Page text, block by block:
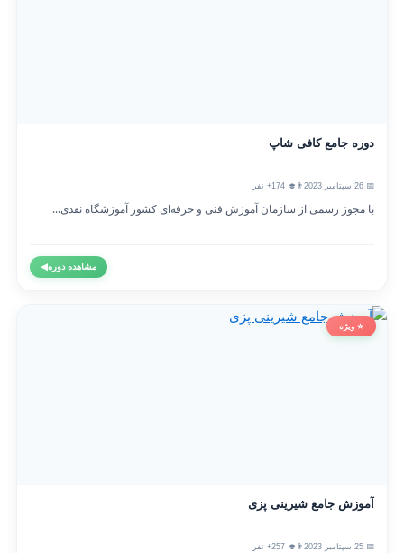
دوره جامع کافی شاپ
👨‍🎓 174+ نفر
با مجوز رسمی از سازمان آموزش فنی و حرفه‌ای کشور آموزشگاه نقدی...
مشاهده دوره◀
⭐ ویژه
آموزش جامع شیرینی پزی
👨‍🎓 257+ نفر